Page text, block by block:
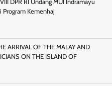
DPR RI Undang MUI Indramayu
Program Kemenhaj
ARRIVAL OF THE MALAY AND
ON THE ISLAND OF